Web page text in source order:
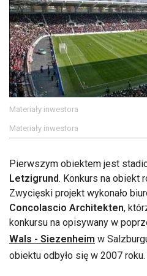
Materiały inwestora
Materiały inwestora
Pierwszym obiektem jest
Letzigrund. Konkurs na obiekt
Zwycięski projekt wykonało
Concolascio Architekten,
konkursu na opisywany w
Wals - Siezenheim w
obiektu odbyło się w 2007 roku.